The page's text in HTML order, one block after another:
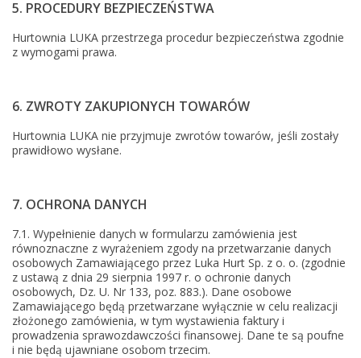
5. PROCEDURY BEZPIECZEŃSTWA
Hurtownia LUKA przestrzega procedur bezpieczeństwa zgodnie
z wymogami prawa.
6. ZWROTY ZAKUPIONYCH TOWARÓW
Hurtownia LUKA nie przyjmuje zwrotów towarów, jeśli zostały
prawidłowo wysłane.
7. OCHRONA DANYCH
7.1. Wypełnienie danych w formularzu zamówienia jest
równoznaczne z wyrażeniem zgody na przetwarzanie danych
osobowych Zamawiającego przez Luka Hurt Sp. z o. o. (zgodnie
z ustawą z dnia 29 sierpnia 1997 r. o ochronie danych
osobowych, Dz. U. Nr 133, poz. 883.). Dane osobowe
Zamawiającego będą przetwarzane wyłącznie w celu realizacji
złożonego zamówienia, w tym wystawienia faktury i
prowadzenia sprawozdawczości finansowej. Dane te są poufne
i nie będą ujawniane osobom trzecim.